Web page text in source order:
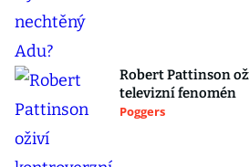
Robert Pattinson
televizní fenomén
Poggers